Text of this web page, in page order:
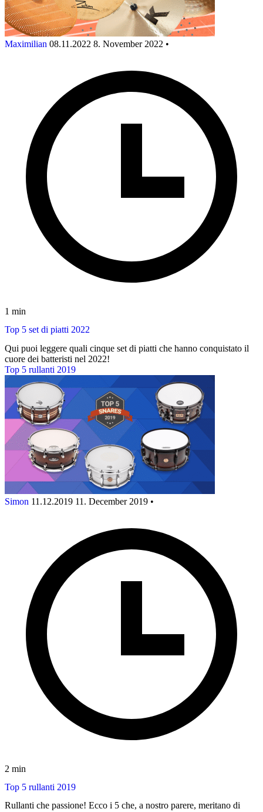
Maximilian 08.11.2022 8. November 2022 •
1 min
Top 5 set di piatti 2022
Qui puoi leggere quali cinque set di piatti che hanno conquistato il
cuore dei batteristi nel 2022!
Top 5 rullanti 2019
Simon 11.12.2019 11. December 2019 •
2 min
Top 5 rullanti 2019
Rullanti che passione! Ecco i 5 che, a nostro parere, meritano di